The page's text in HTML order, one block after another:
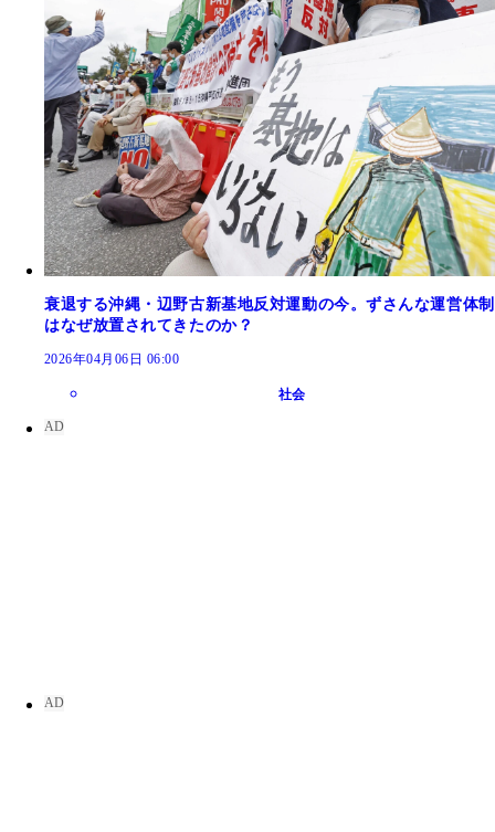
衰退する沖縄・辺野古新基地反対運動の今。ずさんな運営体制
はなぜ放置されてきたのか？
2026年04月06日 06:00
社会